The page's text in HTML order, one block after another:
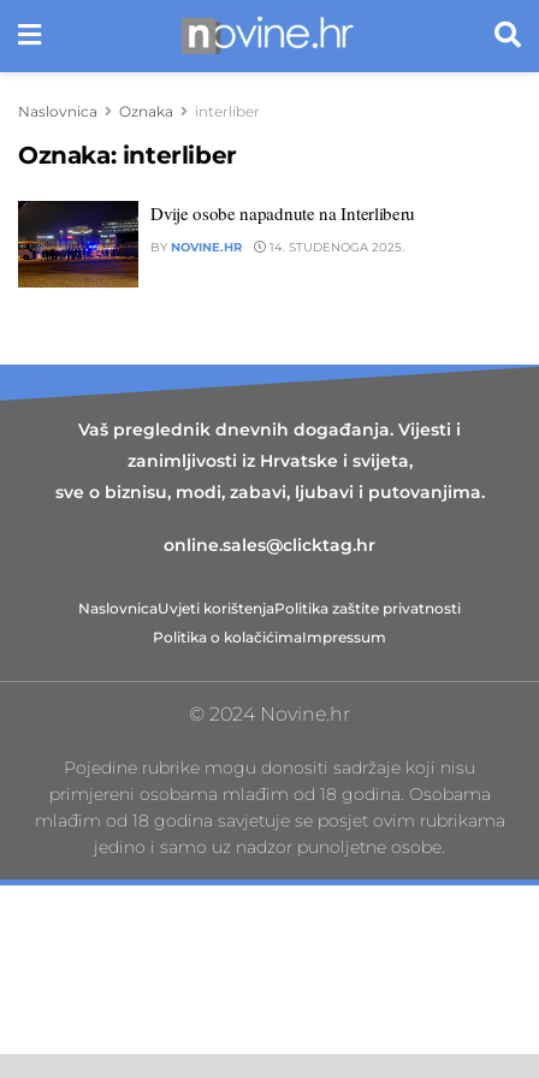
Naslovnica Oznaka interliber
Oznaka: interliber
Dvije osobe napadnute na Interliberu
BY NOVINE.HR 14. STUDENOGA 2025.
Vaš preglednik dnevnih događanja. Vijesti i
zanimljivosti iz Hrvatske i svijeta,
sve o biznisu, modi, zabavi, ljubavi i putovanjima.
online.sales@clicktag.hr
NaslovnicaUvjeti korištenjaPolitika zaštite privatnosti
Politika o kolačićimaImpressum
© 2024 Novine.hr
Pojedine rubrike mogu donositi sadržaje koji nisu
primjereni osobama mlađim od 18 godina. Osobama
mlađim od 18 godina savjetuje se posjet ovim rubrikama
jedino i samo uz nadzor punoljetne osobe.